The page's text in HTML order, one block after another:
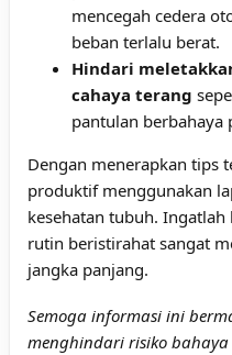
mencegah cedera
beban terlalu berat.
Hindari
cahaya terang
pantulan berbahaya
Dengan menerapkan tips
produktif menggunakan
kesehatan tubuh.
rutin beristirahat sangat
jangka panjang.
Semoga informasi ini
menghindari risiko